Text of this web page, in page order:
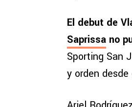
El debut de
Saprissa no
Sporting San
y orden desde